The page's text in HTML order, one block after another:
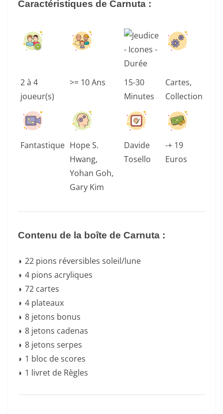
Caractéristiques de Carnuta :
2 à 4
joueur(s)
>= 10 Ans
15-30
Minutes
Cartes,
Collection
Fantastique Hope S.
Hwang,
Yohan Goh,
Gary Kim
Davide
Tosello
-+ 19
Euros
Contenu de la boîte de Carnuta :
◗ 22 pions réversibles soleil/lune
◗ 4 pions acryliques
◗ 72 cartes
◗ 4 plateaux
◗ 8 jetons bonus
◗ 8 jetons cadenas
◗ 8 jetons serpes
◗ 1 bloc de scores
◗ 1 livret de Règles